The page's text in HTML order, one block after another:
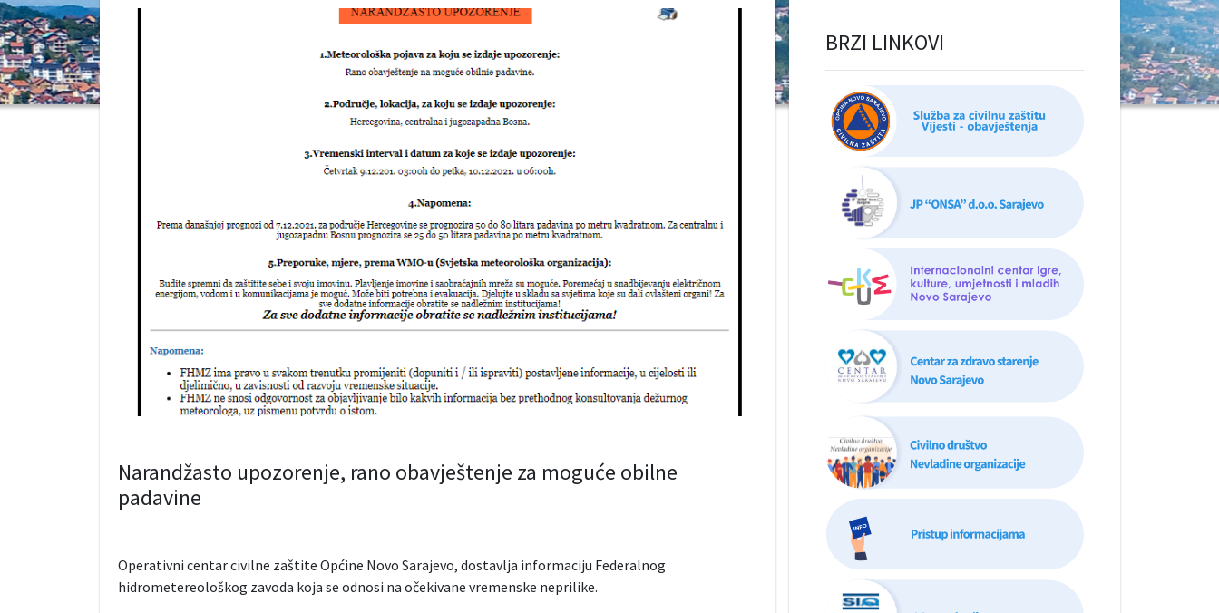
Narandžasto upozorenje, rano obavještenje za moguće obilne
padavine
Operativni centar civilne zaštite Općine Novo Sarajevo, dostavlja informaciju Federalnog
hidrometereološkog zavoda koja se odnosi na očekivane vremenske neprilike.
BRZI LINKOVI